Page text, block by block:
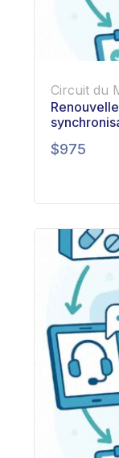
Circuit du
$975